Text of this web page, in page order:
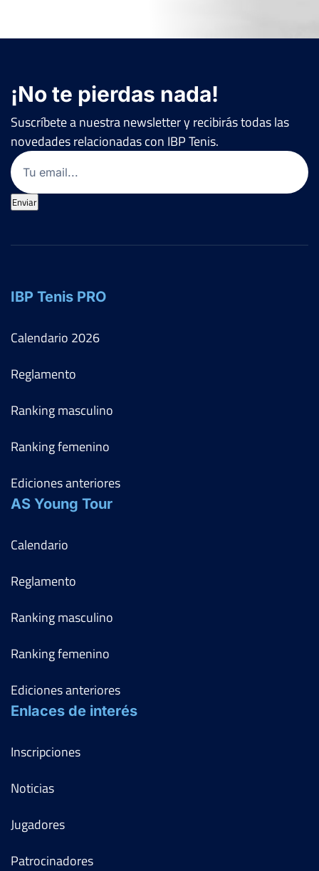
¡No te pierdas nada!
Suscríbete a nuestra newsletter y recibirás todas las
novedades relacionadas con IBP Tenis.
Email
Enviar
IBP Tenis PRO
Calendario 2026
Reglamento
Ranking masculino
Ranking femenino
Ediciones anteriores
AS Young Tour
Calendario
Reglamento
Ranking masculino
Ranking femenino
Ediciones anteriores
Enlaces de interés
Inscripciones
Noticias
Jugadores
Patrocinadores